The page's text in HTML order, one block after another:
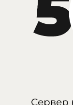
Сервер